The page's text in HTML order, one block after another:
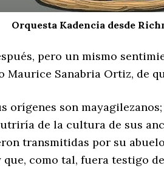
Orquesta Kadencia desde
pero un mismo
Sanabria Ortiz, de
orígenes son
de la cultura de sus
transmitidas por su
como tal, fuera testigo